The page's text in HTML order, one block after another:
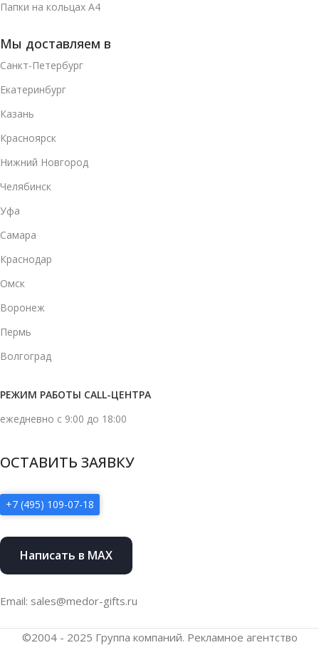
Папки на кольцах А4
Мы доставляем в
Санкт-Петербург
Екатеринбург
Казань
Красноярск
Нижний Новгород
Челябинск
Уфа
Самара
Краснодар
Омск
Воронеж
Пермь
Волгоград
РЕЖИМ РАБОТЫ CALL-ЦЕНТРА
ежедневно с 9:00 до 18:00
ОСТАВИТЬ ЗАЯВКУ
+7 (495) 109-07-18
Написать в MAX
Email: sales@medor-gifts.ru
©2004 - 2025 Группа компаний. Рекламное агентство